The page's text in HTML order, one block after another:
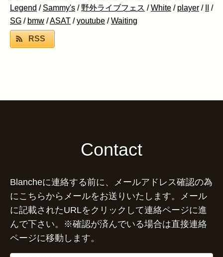
Legend /Sammy's /野外ライブフェス /White / player /
/
SG / bmw /ASAT /youtube /Waiting
RSS
Contact
Blancheに連絡する前に、メールアドレス確認の為
にこちらからメールをお送りいたします。メール
に記載されたURLをクリックして連絡ページに進
んで下さい。※確認が済んでいる場合は直接連絡
ページに移動します。